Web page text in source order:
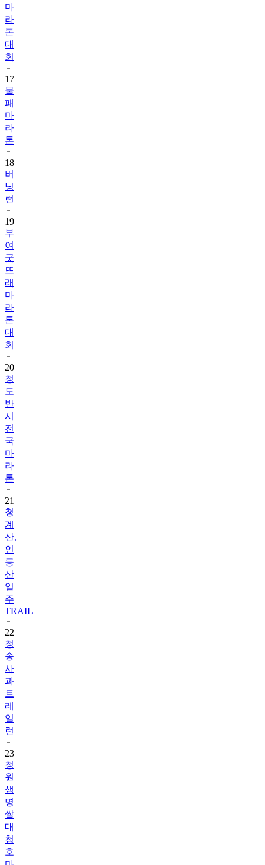
마
라
톤
대
회
17
불
패
마
라
톤
18
버
닝
런
19
부
여
굿
뜨
래
마
라
톤
대
회
20
청
도
반
시
전
국
마
라
톤
21
청
계
산,
인
릉
산
일
주
TRAIL
22
청
송
사
과
트
레
일
런
23
청
원
생
명
쌀
대
청
호